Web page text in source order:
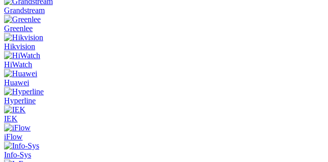
Grandstream
Greenlee
Hikvision
HiWatch
Huawei
Hyperline
IEK
iFlow
Info-Sys